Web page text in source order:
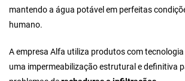
mantendo a água potável em perfeitas
humano.
A empresa Alfa utiliza produtos com
uma impermeabilização estrutural e definitiva